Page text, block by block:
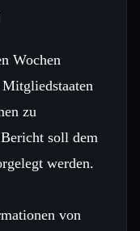
Wochen
zu
soll dem
werden.
von